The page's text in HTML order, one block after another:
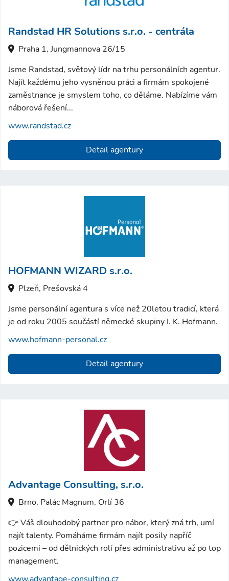
Randstad HR Solutions s.r.o. - centrála
Praha 1, Jungmannova 26/15
Jsme Randstad, světový lídr na trhu personálních agentur.
Najít každému jeho vysněnou práci a firmám spokojené
zaměstnance je smyslem toho, co děláme. Nabízíme vám
náborová řešení...
www.randstad.cz
Detail agentury
HOFMANN WIZARD s.r.o.
Plzeň, Prešovská 4
Jsme personální agentura s více než 20letou tradicí, která
je od roku 2005 součástí německé skupiny I. K. Hofmann.
www.hofmann-personal.cz
Detail agentury
Advantage Consulting, s.r.o.
Brno, Palác Magnum, Orlí 36
👉 Váš dlouhodobý partner pro nábor, který zná trh, umí
najít talenty. Pomáháme firmám najít posily napříč
pozicemi – od dělnických rolí přes administrativu až po top
management.